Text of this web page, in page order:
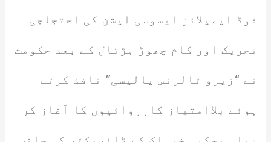
فوڈ ایمپلائز ایسوسی ایشن کی احتجاجی
تحریک اور کام چھوڑ ہڑتال کے بعد حکومت
نے “زیرو ٹالرنس پالیسی” نافذ کرتے
ہوئے بلاامتیاز کارروائیوں کا آغاز کر